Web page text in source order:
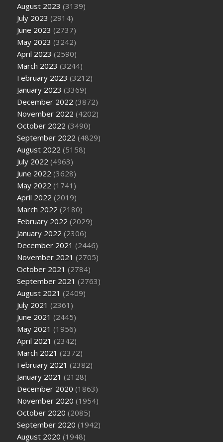
August 2023 (3139)
July 2023 (2914)
June 2023 (2737)
May 2023 (3242)
April 2023 (2590)
March 2023 (3244)
February 2023 (3212)
January 2023 (3369)
December 2022 (3872)
November 2022 (4202)
October 2022 (3490)
September 2022 (4829)
August 2022 (5158)
July 2022 (4963)
June 2022 (3628)
May 2022 (1741)
April 2022 (2019)
March 2022 (2180)
February 2022 (2029)
January 2022 (2306)
December 2021 (2446)
November 2021 (2705)
October 2021 (2784)
September 2021 (2763)
August 2021 (2409)
July 2021 (2361)
June 2021 (2445)
May 2021 (1956)
April 2021 (2342)
March 2021 (2372)
February 2021 (2382)
January 2021 (2128)
December 2020 (1863)
November 2020 (1954)
October 2020 (2085)
September 2020 (1942)
August 2020 (1948)